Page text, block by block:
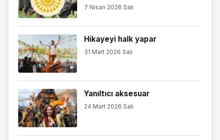
7 Nisan 2026 Salı
Hikayeyi halk yapar
31 Mart 2026 Salı
Yanıltıcı aksesuar
24 Mart 2026 Salı